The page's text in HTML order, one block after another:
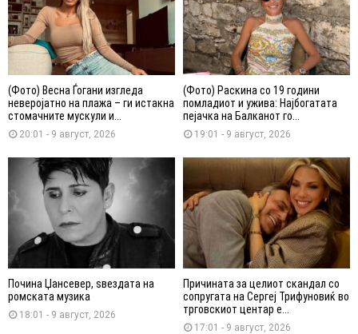
(Фото) Весна Ѓогани изгледа
неверојатно на плажа – ги истакна
стомачните мускули и...
20:01 - 9 август, 2026
(Фото) Раскина со 19 години
помладиот и ужива: Најбогатата
пејачка на Балканот го...
19:01 - 9 август, 2026
Почина Џансевер, ѕвездата на
ромската музика
18:01 - 9 август, 2026
Причината за целиот скандал со
сопругата на Сергеј Трифуновиќ во
трговскиот центар е...
17:01 - 9 август, 2026